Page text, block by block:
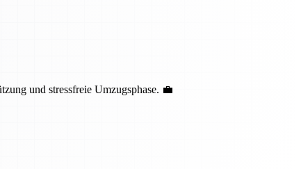
und stressfreie Umzugsphase. 💼